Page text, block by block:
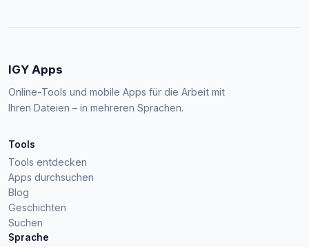
IGY Apps
Online-Tools und mobile Apps für die Arbeit mit
Ihren Dateien – in mehreren Sprachen.
Tools
Tools entdecken
Apps durchsuchen
Blog
Geschichten
Suchen
Sprache